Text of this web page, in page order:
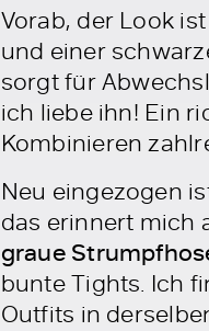
Vorab, der Look
und einer
sorgt für
ich liebe ihn! Ein
Kombinieren
Neu eingezogen
das erinnert mich
graue
bunte Tights. Ich
Outfits in